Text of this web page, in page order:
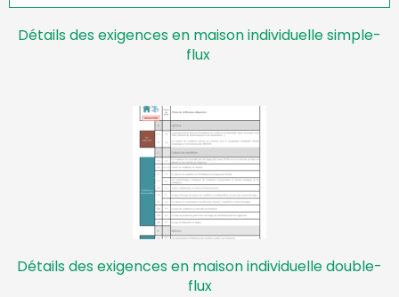
Détails des exigences en maison individuelle simple-
flux
Détails des exigences en maison individuelle double-
flux